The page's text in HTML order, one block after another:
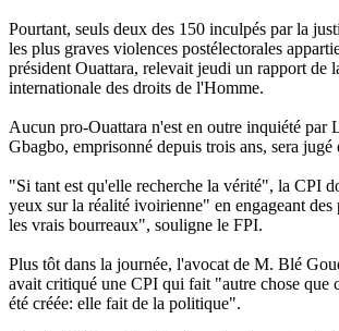
Pourtant, seuls deux des 150 inculpés par la
les plus graves violences postélectorales
président Ouattara, relevait jeudi un rapport de
internationale des droits de l'Homme.
Aucun pro-Ouattara n'est en outre inquiété par
Gbagbo, emprisonné depuis trois ans, sera
"Si tant est qu'elle recherche la vérité", la CPI
yeux sur la réalité ivoirienne" en engageant des
les vrais bourreaux", souligne le FPI.
Plus tôt dans la journée, l'avocat de M. Blé
avait critiqué une CPI qui fait "autre chose que
été créée: elle fait de la politique".